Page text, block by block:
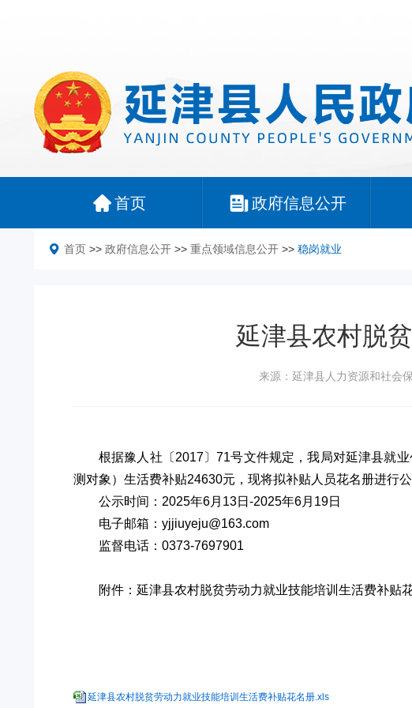
首页 政府信息公开
首页 >> 政府信息公开 >> 重点领域信息公开 >> 稳岗就业
延津县农村脱
来源：延津县人力资源和社会
根据豫人社〔2017〕71号文件规定，我局对延津县就
测对象）生活费补贴24630元，现将拟补贴人员花名册进行
公示时间：2025年6月13日-2025年6月19日
电子邮箱：yjjiuyeju@163.com
监督电话：0373-7697901
附件：延津县农村脱贫劳动力就业技能培训生活费补贴
延津县农村脱贫劳动力就业技能培训生活费补贴花名册.xls